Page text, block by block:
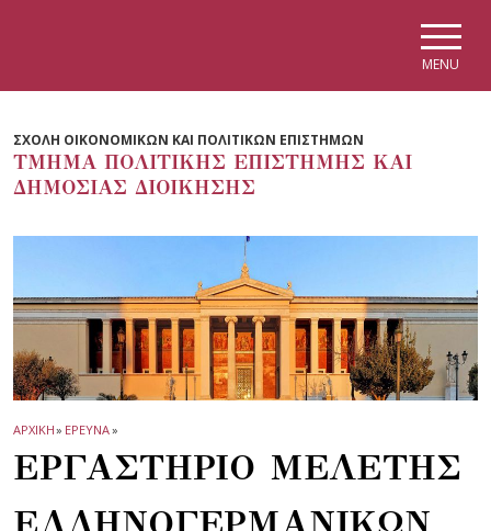
MENU
ΣΧΟΛΗ ΟΙΚΟΝΟΜΙΚΩΝ ΚΑΙ ΠΟΛΙΤΙΚΩΝ ΕΠΙΣΤΗΜΩΝ
ΤΜΗΜΑ ΠΟΛΙΤΙΚΗΣ ΕΠΙΣΤΗΜΗΣ ΚΑΙ
ΔΗΜΟΣΙΑΣ ΔΙΟΙΚΗΣΗΣ
ΑΡΧΙΚΗ» ΕΡΕΥΝΑ»
ΕΡΓΑΣΤΗΡΙΟ ΜΕΛΕΤΗΣ